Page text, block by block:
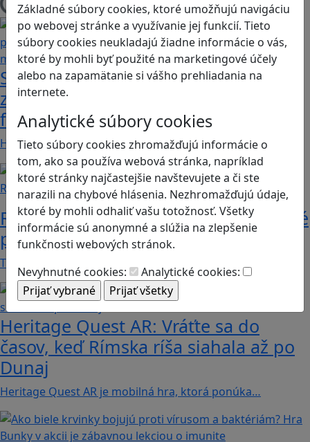
Základné súbory cookies, ktoré umožňujú navigáciu
po webovej stránke a využívanie jej funkcií. Tieto
súbory cookies neukladajú žiadne informácie o vás,
ktoré by mohli byť použité na marketingové účely
alebo na zapamätanie si vášho prehliadania na
internete.
Analytické súbory cookies
Tieto súbory cookies zhromažďujú informácie o
tom, ako sa používa webová stránka, napríklad
ktoré stránky najčastejšie navštevujete a či ste
narazili na chybové hlásenia. Nezhromažďujú údaje,
ktoré by mohli odhaliť vašu totožnosť. Všetky
informácie sú anonymné a slúžia na zlepšenie
funkčnosti webových stránok.
Nevyhnutné cookies:
Analytické cookies:
Načítam blogy
Stanete sa influencerom, keď budete
zdieľať iba pravdivé, nie alternatívne
fakty? Dozviete sa v hre Follow me
Hráči a hráčky sa stávajú používateľmi/kami…
Recenzie
Rébusy sú hlavolamy do vrecka, ktoré
potrápia aj logiku
Tieto kartičky poskytnú skvelú zábavu pre celú…
Heritage Quest AR: Vráťte sa do
časov, keď Rímska ríša siahala až po
Dunaj
Heritage Quest AR je mobilná hra, ktorá ponúka…